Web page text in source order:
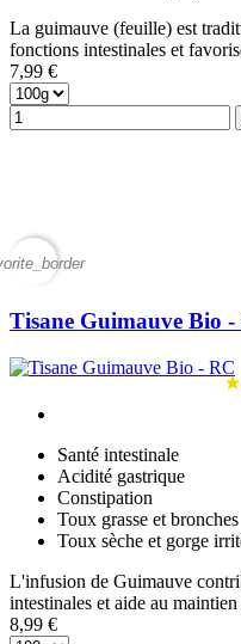
La guimauve (feuille) est
fonctions intestinales et
7,99 €
Tisane Guimauve Bio -
Santé intestinale
Acidité gastrique
Constipation
Toux grasse et bronches
Toux sèche et gorge
L'infusion de Guimauve
intestinales et aide au
8,99 €